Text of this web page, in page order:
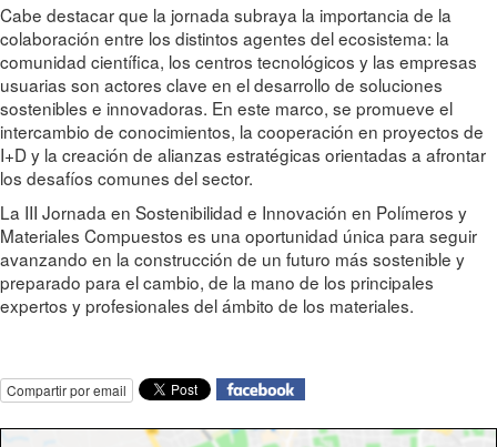
Cabe destacar que la jornada subraya la importancia de la
colaboración entre los distintos agentes del ecosistema: la
comunidad científica, los centros tecnológicos y las empresas
usuarias son actores clave en el desarrollo de soluciones
sostenibles e innovadoras. En este marco, se promueve el
intercambio de conocimientos, la cooperación en proyectos de
I+D y la creación de alianzas estratégicas orientadas a afrontar
los desafíos comunes del sector.
La III Jornada en Sostenibilidad e Innovación en Polímeros y
Materiales Compuestos es una oportunidad única para seguir
avanzando en la construcción de un futuro más sostenible y
preparado para el cambio, de la mano de los principales
expertos y profesionales del ámbito de los materiales.
Compartir por email